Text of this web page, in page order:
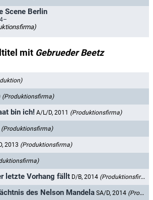
Scene Berlin
mit Gebrueder Beetz
(Produktionsfirma)
bin ich! A/L/D, 2011 (Produktionsfirma)
(Produktionsfirma)
D, 2013 (Produktionsfirma)
letzte Vorhang fällt D/B, 2014 (Produktionsfirma)
des Nelson Mandela SA/D, 2014 (Produktionsfirma)